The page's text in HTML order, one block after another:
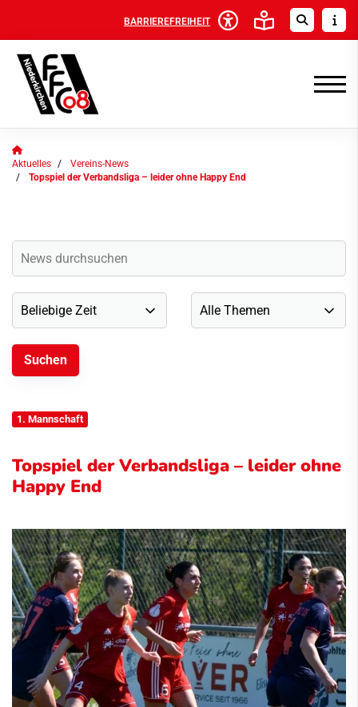
BARRIEREFREIHEIT
Aktuelles
Vereins-News
Topspiel der Verbandsliga – leider ohne Happy End
1. Mannschaft
Topspiel der Verbandsliga – leider ohne
Happy End